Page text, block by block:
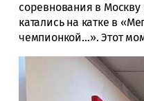
соревнования в
катались на катке в
чемпионкой…». Этот